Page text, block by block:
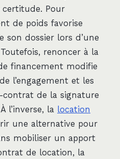
Pour
de poids favorise
son dossier lors d’une
renoncer à la
financement modifie
l’engagement et les
contrat de la signature
l’inverse, la location
une alternative pour
mobiliser un apport
de location, la